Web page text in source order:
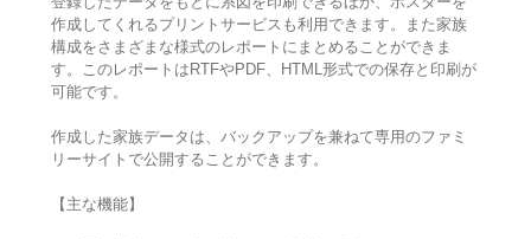
作成してくれるプリントサービスも利用できます。また家族
構成をさまざまな様式のレポートにまとめることができま
す。このレポートはRTFやPDF、HTML形式での保存と印刷が
可能です。
作成した家族データは、バックアップを兼ねて専用のファミ
リーサイトで公開することができます。
【主な機能】